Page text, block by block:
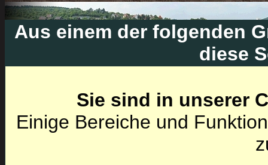
Aus einem der folgenden
diese
Sie sind in unserer
Einige Bereiche und